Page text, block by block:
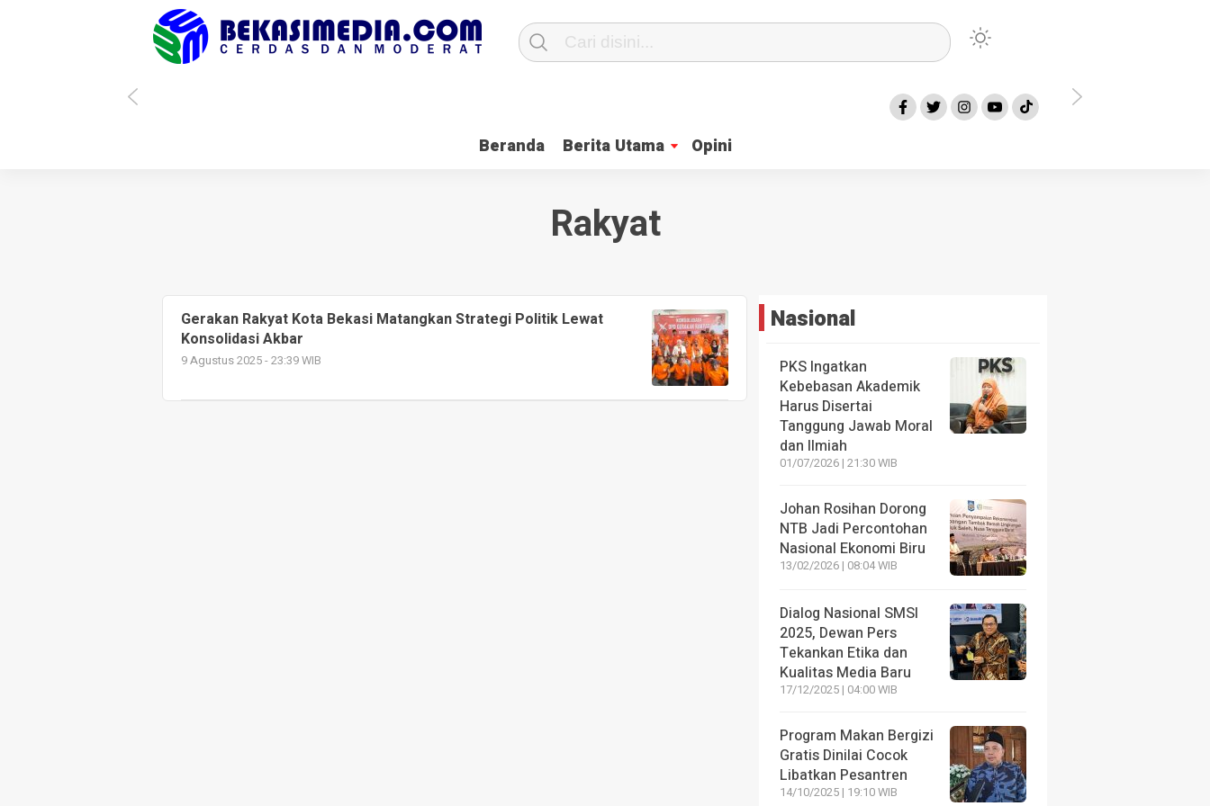
Beranda Berita Utama Opini
Soal Kisruh Data PKH Ini Penjelasan, Anggota DPRD Enie Widhiastuti
Rakyat
Gerakan Rakyat Kota Bekasi Matangkan Strategi Politik Lewat
Konsolidasi Akbar
9 Agustus 2025 - 23:39 WIB
Nasional
PKS Ingatkan
Kebebasan Akademik
Harus Disertai
Tanggung Jawab Moral
dan Ilmiah
01/07/2026 | 21:30 WIB
Johan Rosihan Dorong
NTB Jadi Percontohan
Nasional Ekonomi Biru
13/02/2026 | 08:04 WIB
Dialog Nasional SMSI
2025, Dewan Pers
Tekankan Etika dan
Kualitas Media Baru
17/12/2025 | 04:00 WIB
Program Makan Bergizi
Gratis Dinilai Cocok
Libatkan Pesantren
14/10/2025 | 19:10 WIB